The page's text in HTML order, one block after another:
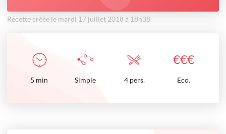
Recette créée le mardi 17 juillet 2018 à 18h38
€€€
5 min Simple 4 pers. Eco.